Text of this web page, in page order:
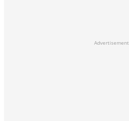
Advertisement